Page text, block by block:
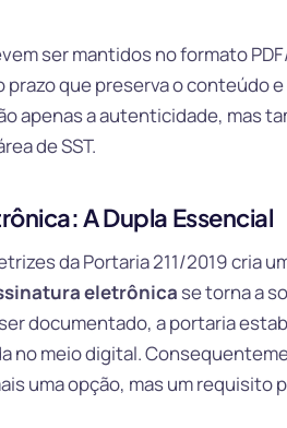
ser mantidos no formato
que preserva o conteúdo
apenas a autenticidade, mas
de SST.
A Dupla Essencial
da Portaria 211/2019 cria
eletrônica se torna a
documentado, a portaria
no meio digital.
uma opção, mas um requisito